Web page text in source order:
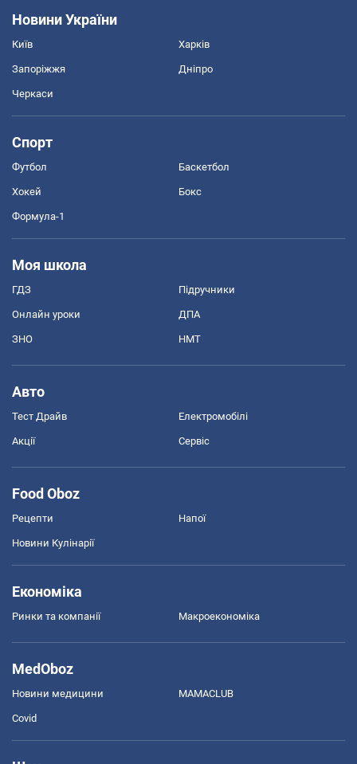
Новини України
Київ Харків
Запоріжжя Дніпро
Черкаси
Спорт
Футбол Баскетбол
Хокей Бокс
Формула-1
Моя школа
ГДЗ Підручники
Онлайн уроки ДПА
ЗНО НМТ
Авто
Тест Драйв Електромобілі
Акції Сервіс
Food Oboz
Рецепти Напої
Новини Кулінарії
Економіка
Ринки та компанії Макроекономіка
MedOboz
Новини медицини MAMACLUB
Covid